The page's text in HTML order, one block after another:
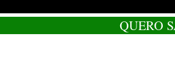
QUERO